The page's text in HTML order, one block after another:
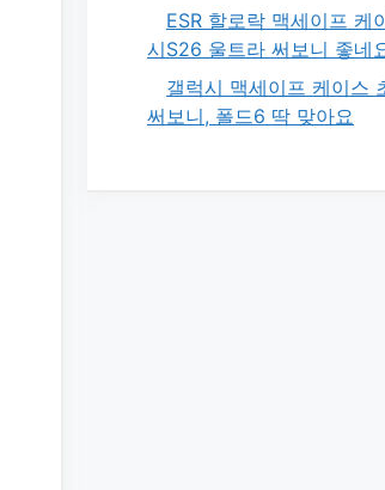
ESR 할로락 맥세이프 케
시S26 울트라 써보니 좋네
갤럭시 맥세이프 케이스
써보니, 폴드6 딱 맞아요